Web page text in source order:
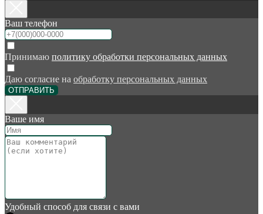
Ваш телефон
Принимаю политику обработки персональных данных
Даю согласие на обработку персональных данных
ОТПРАВИТЬ
Ваше имя
Удобный способ для связи с вами